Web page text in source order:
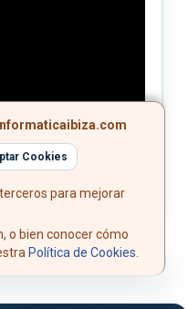
Cookies
para mejorar
o bien conocer cómo
Política de Cookies